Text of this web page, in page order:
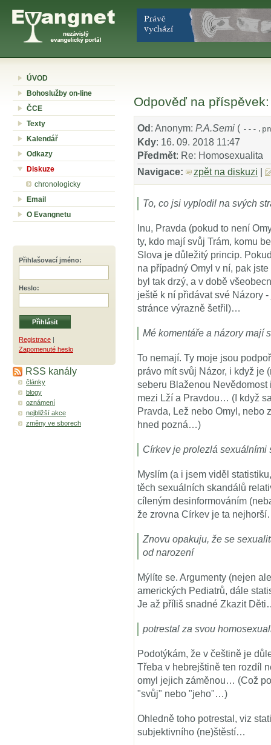
ÚVOD
Bohoslužby on-line
ČCE
Texty
Kalendář
Odkazy
Diskuze
chronologicky
Email
O Evangnetu
Přihlašovací jméno:
Heslo:
Registrace |
Zapomenuté heslo
RSS kanály
články
blogy
oznámení
nejbližší akce
změny ve sborech
Odpověď na
Od : Anonym: P.A.Semi ( ---
Kdy: 16. 09. 2018 11:47
Předmět: Re: Homosexualita
Navigace:
zpět na diskuzi
To, co jsi vyplodil na svých
Inu, Pravda (pokud to není
ty, kdo mají svůj Trám, komu
Slova je důležitý princip.
na případný Omyl v ní, pak
byl tak drzý, a v době
ještě k ní přidávat své Názory
stránce výrazně šetřil)…
Mé komentáře a názory mají
To nemají. Ty moje jsou
právo mít svůj Názor, i když je
seberu Blaženou
mezi Lží a Pravdou… (I když
Pravda, Lež nebo Omyl, nebo
hned pozná…)
Církev je prolezlá sexuálními
Myslím (a i jsem viděl
těch sexuálních skandálů
cíleným desinformováním
že zrovna Církev je ta
Znovu opakuju, že se
od narození
Mýlíte se. Argumenty (nejen
amerických Pediatrů, dále
Je až příliš snadné Zkazit
potrestal za svou
Podotýkám, že v češtině je
Třeba v hebrejštině ten rozdíl
omyl jejich záměnou… (Což
"svůj" nebo "jeho"…)
Ohledně toho potrestal, viz
subjektivního (ne)štěstí…